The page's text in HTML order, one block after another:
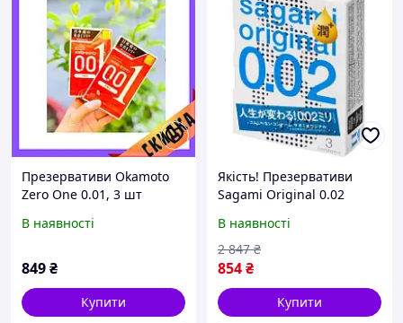
Презервативи Okamoto
Zero One 0.01, 3 шт
В наявності
849₴
Купити
Якість! Презервативи
Sagami Original 0.02
додатковим змащенням 3
шт. (4974234100040) -
Гарантія! Сервіс!
В наявності
854₴
2 847 ₴
Купити